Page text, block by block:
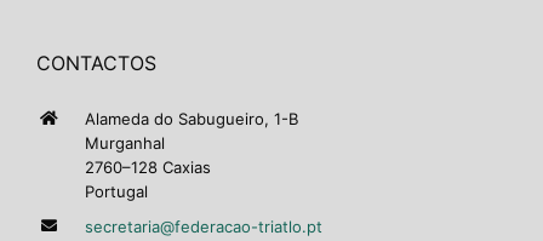
CONTACTOS
Alameda do Sabugueiro, 1-B
Murganhal
2760–128 Caxias
Portugal
secretaria@federacao-triatlo.pt